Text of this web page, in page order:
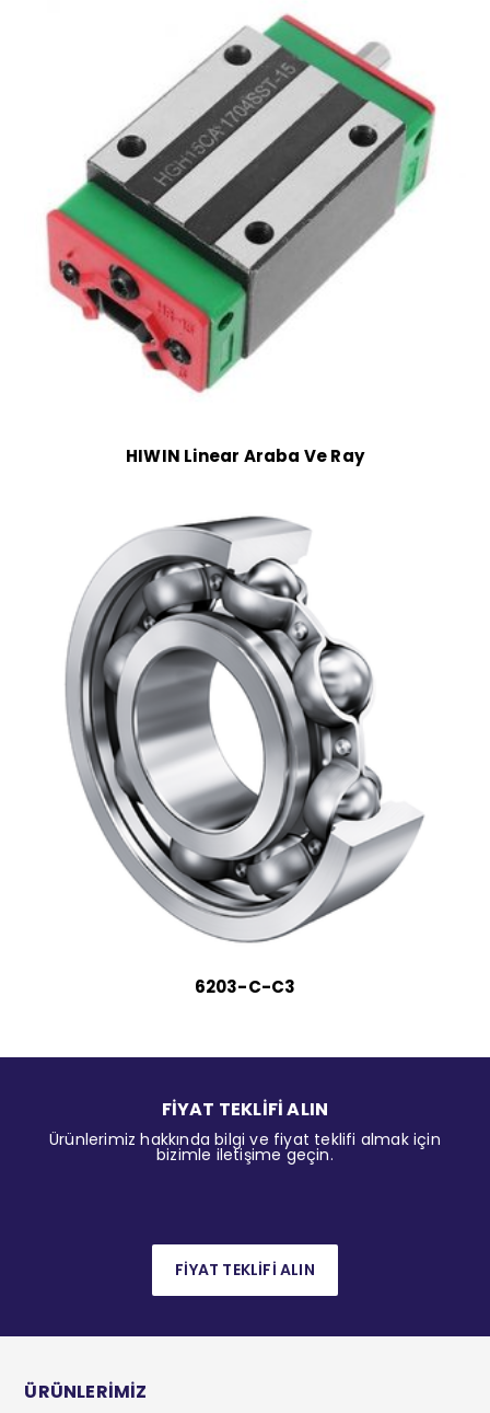
HIWIN Linear Araba Ve Ray
6203-C-C3
FİYAT TEKLİFİ ALIN
Ürünlerimiz hakkında bilgi ve fiyat teklifi almak için
bizimle iletişime geçin.
FİYAT TEKLİFİ ALIN
ÜRÜNLERİMİZ